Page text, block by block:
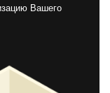
Вашего